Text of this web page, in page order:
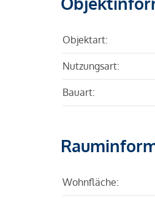
Objektart:
Nutzungsart:
Bauart:
Wohnfläche: